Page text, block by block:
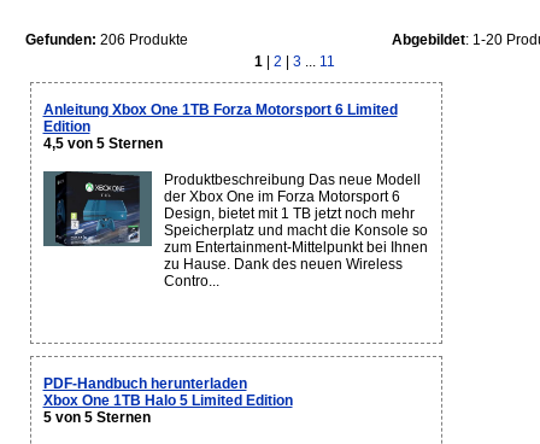
Gefunden: 206 Produkte Abgebildet: 1-20
1
2 3 ... 11
Anleitung Xbox One 1TB Forza Motorsport 6 Limited
Edition
4,5 von 5 Sternen
Produktbeschreibung Das neue Modell
der Xbox One im Forza Motorsport 6
Design, bietet mit 1 TB jetzt noch mehr
Speicherplatz und macht die Konsole so
zum Entertainment-Mittelpunkt bei Ihnen
zu Hause. Dank des neuen Wireless
Contro...
PDF-Handbuch herunterladen
Xbox One 1TB Halo 5 Limited Edition
5 von 5 Sternen